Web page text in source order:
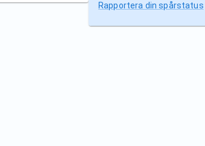
Rapportera din spårstatus